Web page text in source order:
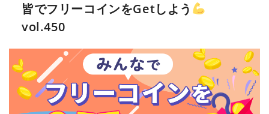
皆でフリーコインをGetしよう
vol.450